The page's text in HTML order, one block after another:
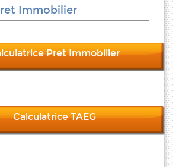
Immobilier
Pret Immobilier
Calculatrice TAEG